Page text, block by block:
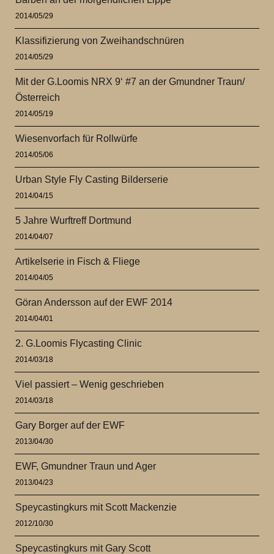
2014/05/29
Klassifizierung von Zweihandschnüren
2014/05/29
Mit der G.Loomis NRX 9‘ #7 an der Gmundner Traun/
Österreich
2014/05/19
Wiesenvorfach für Rollwürfe
2014/05/06
Urban Style Fly Casting Bilderserie
2014/04/15
5 Jahre Wurftreff Dortmund
2014/04/07
Artikelserie in Fisch & Fliege
2014/04/05
Göran Andersson auf der EWF 2014
2014/04/01
2. G.Loomis Flycasting Clinic
2014/03/18
Viel passiert – Wenig geschrieben
2014/03/18
Gary Borger auf der EWF
2013/04/30
EWF, Gmundner Traun und Ager
2013/04/23
Speycastingkurs mit Scott Mackenzie
2012/10/30
Speycastingkurs mit Gary Scott